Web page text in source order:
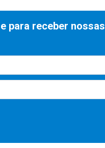
para receber nossas